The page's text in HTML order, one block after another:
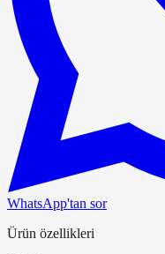
WhatsApp'tan sor
Ürün özellikleri